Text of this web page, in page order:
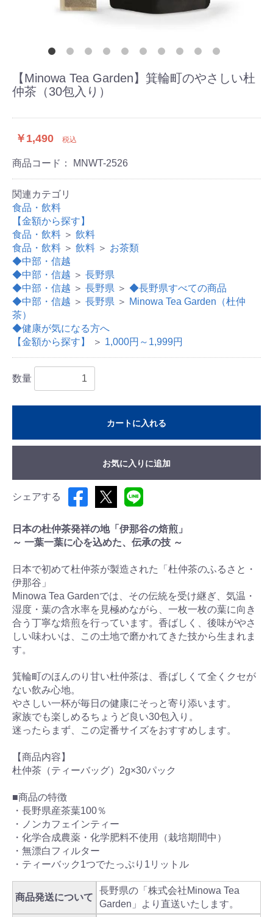
【Minowa Tea Garden】箕輪町のやさしい杜
仲茶（30包入り）
￥1,490 税込
商品コード： MNWT-2526
関連カテゴリ
食品・飲料
【金額から探す】
食品・飲料 ＞ 飲料
食品・飲料 ＞ 飲料 ＞ お茶類
◆中部・信越
◆中部・信越 ＞ 長野県
◆中部・信越 ＞ 長野県 ＞ ◆長野県すべての商品
◆中部・信越 ＞ 長野県 ＞ Minowa Tea Garden（杜仲
茶）
◆健康が気になる方へ
【金額から探す】
＞ 1,000円～1,999円
数量
カートに入れる
お気に入りに追加
シェアする
日本の杜仲茶発祥の地「伊那谷の焙煎」
～ 一葉一葉に心を込めた、伝承の技 ～
日本で初めて杜仲茶が製造された「杜仲茶のふるさと・
伊那谷」
Minowa Tea Gardenでは、その伝統を受け継ぎ、気温・
湿度・葉の含水率を見極めながら、一枚一枚の葉に向き
合う丁寧な焙煎を行っています。香ばしく、後味がやさ
しい味わいは、この土地で磨かれてきた技から生まれま
す。
箕輪町のほんのり甘い杜仲茶は、香ばしくて全くクセが
ない飲み心地。
やさしい一杯が毎日の健康にそっと寄り添います。
家族でも楽しめるちょうど良い30包入り。
迷ったらまず、この定番サイズをおすすめします。
【商品内容】
杜仲茶（ティーバッグ）2g×30パック
■商品の特徴
・長野県産茶葉100％
・ノンカフェインティー
・化学合成農薬・化学肥料不使用（栽培期間中）
・無漂白フィルター
・ティーバック1つでたっぷり1リットル
商品発送について
長野県の「株式会社Minowa Tea
Garden」より直送いたします。